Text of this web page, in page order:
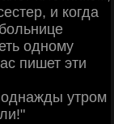
и когда
одному
пишет эти
однажды утром